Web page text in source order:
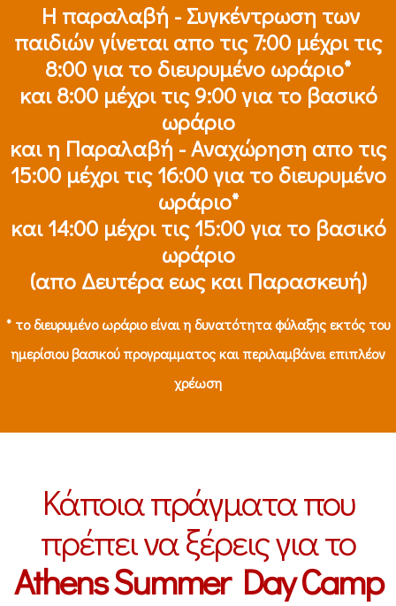
Η παραλαβή - Συγκέντρωση των
παιδιών γίνεται απο τις 7:00 μέχρι τις
8:00 για το διευρυμένο ωράριο*
και 8:00 μέχρι τις 9:00 για το βασικό
ωράριο
και η Παραλαβή - Αναχώρηση απο τις
15:00 μέχρι τις 16:00 για το διευρυμένο
ωράριο*
και 14:00 μέχρι τις 15:00 για το βασικό
ωράριο
(απο Δευτέρα εως και Παρασκευή)
* το διευρυμένο ωράριο είναι η δυνατότητα φύλαξης εκτός του
ημερίσιου βασικού προγραμματος και περιλαμβάνει επιπλέον
χρέωση
Κάποια πράγματα που
πρέπει να ξέρεις για το
Athens Summer Day Camp